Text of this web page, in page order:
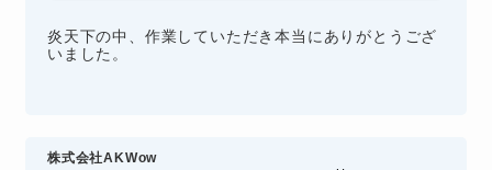
炎天下の中、作業していただき本当にありがとうござ
いました。
株式会社AKWow